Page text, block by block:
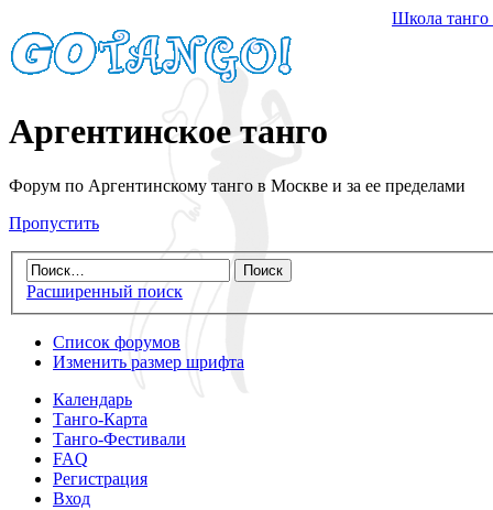
Школа танго
Аргентинское танго
Форум по Аргентинскому танго в Москве и за ее пределами
Пропустить
Расширенный поиск
Список форумов
Изменить размер шрифта
Календарь
Танго-Карта
Танго-Фестивали
FAQ
Регистрация
Вход